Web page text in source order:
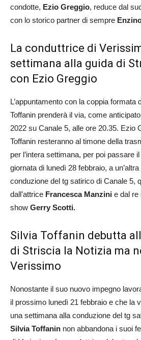
condotte, Ezio Greggio, reduce dal
con lo storico partner di sempre
La conduttrice di
settimana alla guida di
con Ezio Greggio
L’appuntamento con la coppia formata
Toffanin prenderà il via, come
2022 su Canale 5, alle ore 20.35. Ezio
Toffanin resteranno al timone della
per l’intera settimana, per poi passare
giornata di lunedì 28 febbraio, a
conduzione del tg satirico di Canale 5,
dall’attrice Francesca Manzini e dal re
show Gerry Scotti.
Silvia Toffanin debutta
di Striscia la Notizia ma
Verissimo
Nonostante il suo nuovo impegno
il prossimo lunedì 21 febbraio e che la
una settimana alla conduzione del tg
Silvia Toffanin non abbandona i suoi